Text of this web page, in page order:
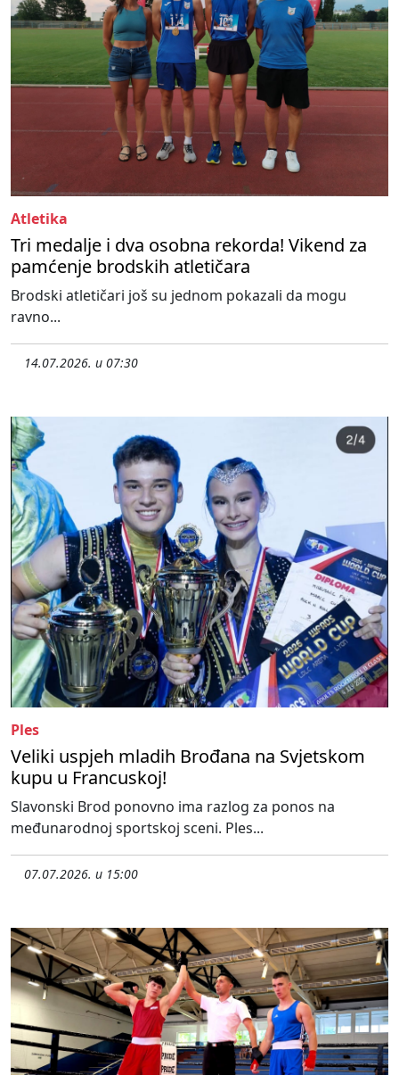
Atletika
Tri medalje i dva osobna rekorda! Vikend za
pamćenje brodskih atletičara
Brodski atletičari još su jednom pokazali da mogu
ravno...
14.07.2026. u 07:30
Ples
Veliki uspjeh mladih Brođana na Svjetskom
kupu u Francuskoj!
Slavonski Brod ponovno ima razlog za ponos na
međunarodnoj sportskoj sceni. Ples...
07.07.2026. u 15:00